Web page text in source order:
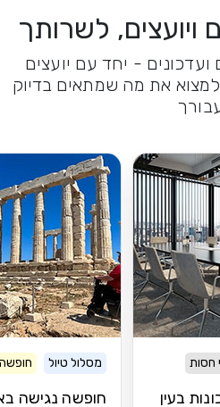
לשרותך
- יחד עם יועצים
למצוא את מה שמתאים בדיוק
חסות
בעין
מסלול טיול
חופשה נגישה